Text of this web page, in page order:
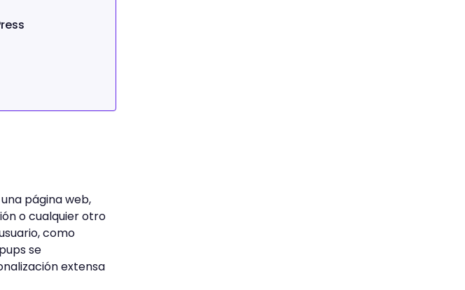
página web,
o cualquier otro
como
se
extensa